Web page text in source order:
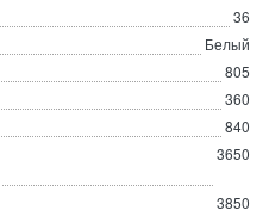
36
Белый
805
360
840
3650
3850